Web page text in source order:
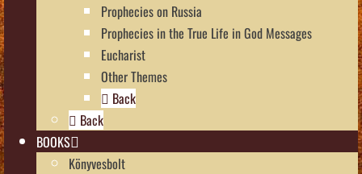
Prophecies on Russia
Prophecies in the True Life in God Messages
Eucharist
Other Themes
Back
Back
BOOKS
Könyvesbolt